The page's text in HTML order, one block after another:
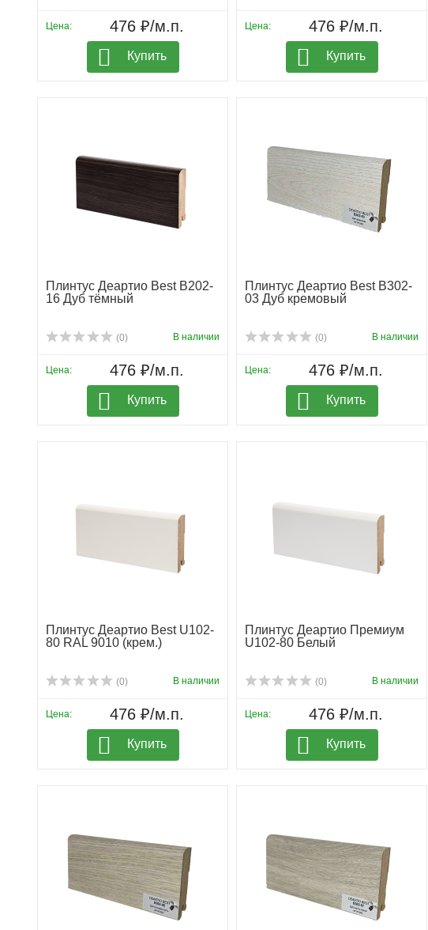
Цена: 476 ₽/м.п.
Купить
Цена: 476 ₽/м.п.
Купить
Плинтус Деартио Best B202-
16 Дуб тёмный
(0) В наличии
Цена: 476 ₽/м.п.
Купить
Плинтус Деартио Best B302-
03 Дуб кремовый
(0) В наличии
Цена: 476 ₽/м.п.
Купить
Плинтус Деартио Best U102-
80 RAL 9010 (крем.)
(0) В наличии
Цена: 476 ₽/м.п.
Купить
Плинтус Деартио Премиум
U102-80 Белый
(0) В наличии
Цена: 476 ₽/м.п.
Купить